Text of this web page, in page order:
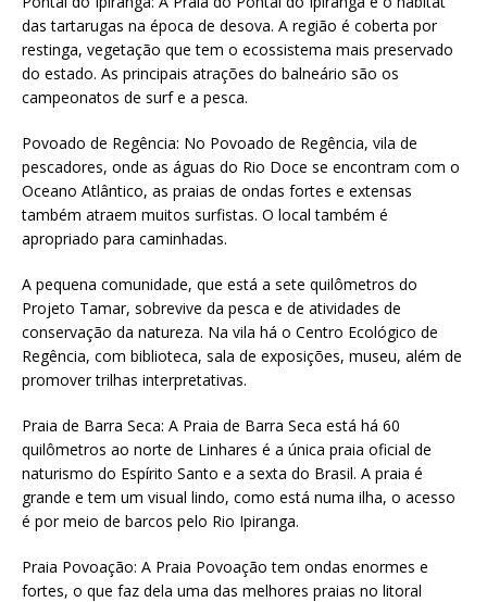
das tartarugas na época de desova. A região é coberta por
restinga, vegetação que tem o ecossistema mais preservado
do estado. As principais atrações do balneário são os
campeonatos de surf e a pesca.
Povoado de Regência: No Povoado de Regência, vila de
pescadores, onde as águas do Rio Doce se encontram com o
Oceano Atlântico, as praias de ondas fortes e extensas
também atraem muitos surfistas. O local também é
apropriado para caminhadas.
A pequena comunidade, que está a sete quilômetros do
Projeto Tamar, sobrevive da pesca e de atividades de
conservação da natureza. Na vila há o Centro Ecológico de
Regência, com biblioteca, sala de exposições, museu, além de
promover trilhas interpretativas.
Praia de Barra Seca: A Praia de Barra Seca está há 60
quilômetros ao norte de Linhares é a única praia oficial de
naturismo do Espírito Santo e a sexta do Brasil. A praia é
grande e tem um visual lindo, como está numa ilha, o acesso
é por meio de barcos pelo Rio Ipiranga.
Praia Povoação: A Praia Povoação tem ondas enormes e
fortes, o que faz dela uma das melhores praias no litoral